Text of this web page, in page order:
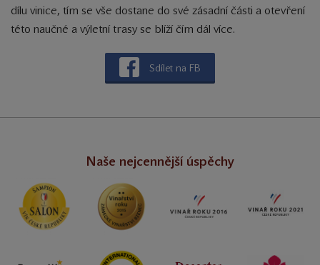
dílu vinice, tím se vše dostane do své zásadní části a otevření
této naučné a výletní trasy se blíží čím dál více.
Sdílet na FB
Naše nejcennější úspěchy